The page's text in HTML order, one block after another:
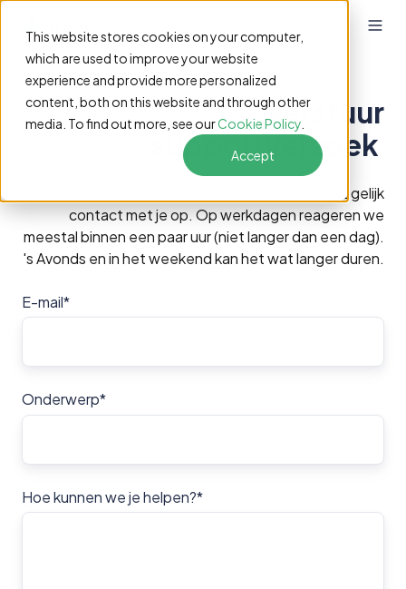
This website stores cookies on your computer,
which are used to improve your website
experience and provide more personalized
content, both on this website and through other
media. To find out more, see ourCookie Policy
Accept
Verstuur
supportverzoek
Laat een bericht achter en we nemen zo snel mogelijk
contact met je op. Op werkdagen reageren we
meestal binnen een paar uur (niet langer dan een dag).
's Avonds en in het weekend kan het wat langer duren.
E-mail*
Onderwerp*
Hoe kunnen we je helpen?*